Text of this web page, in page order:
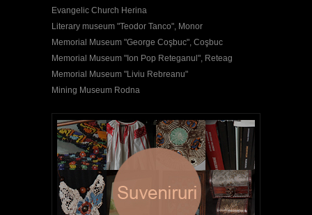
Evangelic Church Herina
Literary museum "Teodor Tanco", Monor
Memorial Museum "George Coşbuc", Coşbuc
Memorial Museum "Ion Pop Reteganul", Reteag
Memorial Museum "Liviu Rebreanu"
Mining Museum Rodna